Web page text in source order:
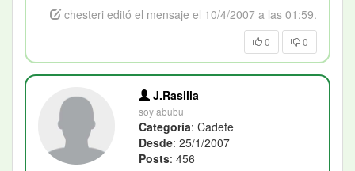
chesteri editó el mensaje el 10/4/2007 a las 01:59.
0 0
J.Rasilla
soy abubu
Categoría: Cadete
Desde: 25/1/2007
Posts: 456